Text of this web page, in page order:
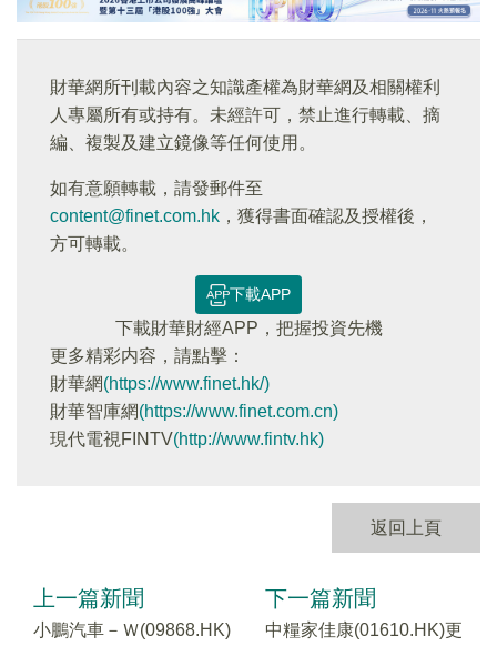
財華網所刊載內容之知識產權為財華網及相關權利
人專屬所有或持有。未經許可，禁止進行轉載、摘
編、複製及建立鏡像等任何使用。
如有意願轉載，請發郵件至
content@finet.com.hk ，獲得書面確認及授權後，
方可轉載。
下載APP
下載財華財經APP，把握投資先機
更多精彩内容，請點擊：
財華網(https://www.finet.hk/)
財華智庫網(https://www.finet.com.cn)
現代電視FINTV(http://www.fintv.hk)
返回上頁
上一篇新聞
小鵬汽車－Ｗ(09868.HK)
下一篇新聞
中糧家佳康(01610.HK)更